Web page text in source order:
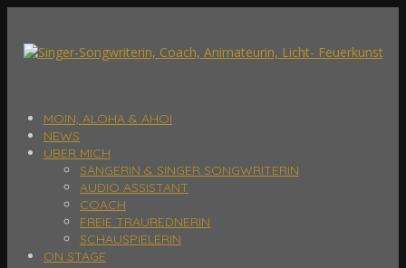
MOIN, ALOHA & AHOI
NEWS
ÜBER MICH
SÄNGERIN & SINGER SONGWRITERIN
AUDIO ASSISTANT
COACH
FREIE TRAUREDNERIN
SCHAUSPIELERIN
ON STAGE